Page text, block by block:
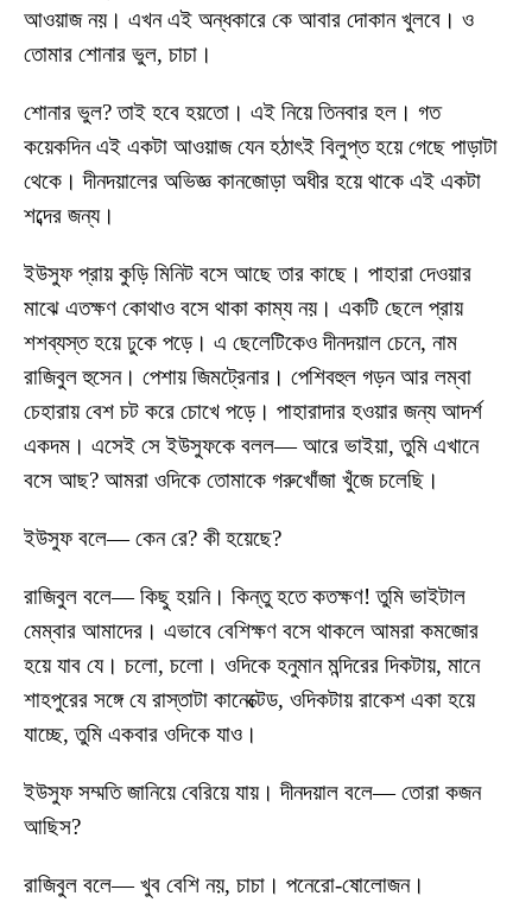
আওয়াজ নয়। এখন এই অন্ধকারে কে আবার দোকান খুলবে। ও
তোমার শোনার ভুল, চাচা।
শোনার ভুল? তাই হবে হয়তো। এই নিয়ে তিনবার হল। গত
কয়েকদিন এই একটা আওয়াজ যেন হঠাৎই বিলুপ্ত হয়ে গেছে পাড়াটা
থেকে। দীনদয়ালের অভিজ্ঞ কানজোড়া অধীর হয়ে থাকে এই একটা
শব্দের জন্য।
ইউসুফ প্রায় কুড়ি মিনিট বসে আছে তার কাছে। পাহারা দেওয়ার
মাঝে এতক্ষণ কোথাও বসে থাকা কাম্য নয়। একটি ছেলে প্রায়
শশব্যস্ত হয়ে ঢুকে পড়ে। এ ছেলেটিকেও দীনদয়াল চেনে, নাম
রাজিবুল হুসেন। পেশায় জিমট্রেনার। পেশিবহুল গড়ন আর লম্বা
চেহারায় বেশ চট করে চোখে পড়ে। পাহারাদার হওয়ার জন্য আদর্শ
একদম। এসেই সে ইউসুফকে বলল— আরে ভাইয়া, তুমি এখানে
বসে আছ? আমরা ওদিকে তোমাকে গরুখোঁজা খুঁজে চলেছি।
ইউসুফ বলে— কেন রে? কী হয়েছে?
রাজিবুল বলে— কিছু হয়নি। কিন্তু হতে কতক্ষণ! তুমি ভাইটাল
মেম্বার আমাদের। এভাবে বেশিক্ষণ বসে থাকলে আমরা কমজোর
হয়ে যাব যে। চলো, চলো। ওদিকে হনুমান মন্দিরের দিকটায়, মানে
শাহপুরের সঙ্গে যে রাস্তাটা কানেক্টেড, ওদিকটায় রাকেশ একা হয়ে
যাচ্ছে, তুমি একবার ওদিকে যাও।
ইউসুফ সম্মতি জানিয়ে বেরিয়ে যায়। দীনদয়াল বলে— তোরা কজন
আছিস?
রাজিবুল বলে— খুব বেশি নয়, চাচা। পনেরো-ষোলোজন।